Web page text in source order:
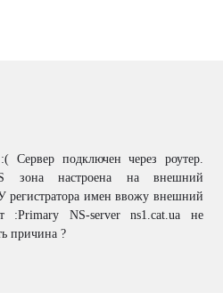
Сервер подключен через роутер.
зона настроена на внешний
регистратора имен ввожу внешний
NS-server ns1.cat.ua не
причина ?